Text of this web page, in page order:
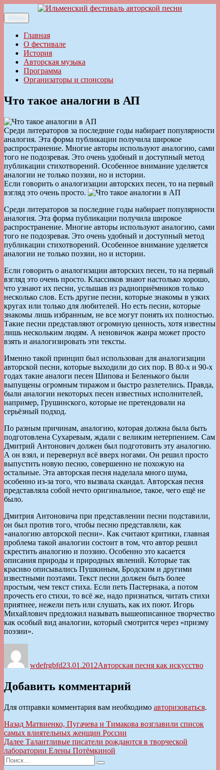
к
содержимому
Ильменский фестиваль авторской песни
Меню
Главная
О фестивале
История
Авторская музыка
Программа
Организаторы и спонсоры
Что такое аналогии в АП
Среди литераторов за последние годы набирает популярности
аналогия. Эта форма публикации получила широкое
распространение. Многие авторы используют аналогию, сами
того не подозревая. Это очень удобный и доступный метод
публикации стихотворений. Особенное внимание уделяется
аналогии не только поэзии, но и истории.
Если говорить о аналогизации авторских песен, то на первый
взгляд это очень просто.
Среди литераторов за последние годы набирает популярности
аналогия. Эта форма публикации получила широкое
распространение. Многие авторы используют аналогию, сами
того не подозревая. Это очень удобный и доступный метод
публикации стихотворений. Особенное внимание уделяется
аналогии не только поэзии, но и истории.
Если говорить о аналогизации авторских песен, то на первый
взгляд это очень просто. Классиков знают настолько хорошо,
что узнают их песни, услышав из радиоприёмников только
несколько слов. Есть другие песни, которые знакомы в узких
кругах или только для любителей. Но есть песни, которые
знакомы лишь избранным, не все могут понять их полностью.
Такие песни представляют огромную ценность, хотя известны
лишь нескольким людям. А неновичок жанра может просто
взять и аналогизировать эти тексты.
Именно такой принцип был использован для аналогизации
авторской песни, которые выходили до сих пор. В 80-х и 90-х
годах такие аналоги песен Шипова и Беленького были
выпущены огромным тиражом и быстро разлетелись. Правда,
были аналогии некоторых песен известных исполнителей,
например, Грушинского, которые не претендовали на
серьёзный подход.
По разным причинам, аналогию, которая должна была быть
подготовлена Сухаревым, ждали с великим нетерпением. Сам
Дмитрий Антонович должен был подготовить эту аналогию.
А он взял, и перевернул всё вверх ногами. Он решил просто
выпустить новую песню, совершенно не похожую на
остальные. Эта авторская песня наделала много шума,
особенно из-за того, что вызвала скандал. Авторская песня
представляла собой нечто оригинальное, такое, чего ещё не
было.
Дмитрия Антоновича при представлении песни подставили,
он был против того, чтобы песню представляли, как
«аналогию авторской песни». Как считают критики, главная
проблема такой аналогии состоит в том, что автор решил
скрестить аналогию и поэзию. Особенно это касается
описания природы и природных явлений. Которые так
красиво описывались Пушкиным, Бродским и другими
известными поэтами. Текст песни должен быть более
простым, чем текст стиха. Если петь Пастернака, а потом
прочесть его стихи, то всё же, надо признаться, читать стихи
приятнее, нежели петь или слушать, как их поют. Игорь
Михайлович предложил называть вышеописанное творчество
как особый вид аналогии, который смотрится через «призму
поэзии».
wdefrgbfd23.01.2012Авторская песня как искусство
Добавить комментарий
Для отправки комментария вам необходимо авторизоваться.
Навигация
по
записям
Назад Предыдущая
запись:
Матвиенко, Пугачева и Тимакова возглавили список
самых влиятельных женщин России
Далее Следующая
запись:
Талантливые писатели рождаются в творческой
лаборатории Елены Потёмкиной
Искать:
Поиск